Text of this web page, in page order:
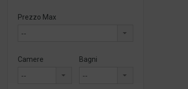
Prezzo Max
--
Camere
--
Bagni
--